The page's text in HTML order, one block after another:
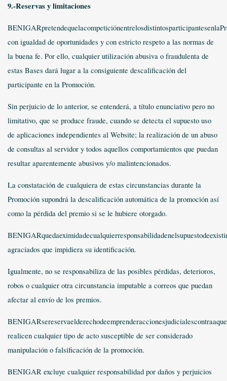
9.-Reservas y limitaciones
con igualdad de oportunidades y con estricto respeto a las normas de
la buena fe. Por ello, cualquier utilización abusiva o fraudulenta de
estas Bases dará lugar a la consiguiente descalificación del
participante en la Promoción.
Sin perjuicio de lo anterior, se entenderá, a título enunciativo pero no
limitativo, que se produce fraude, cuando se detecta el supuesto uso
de aplicaciones independientes al Website; la realización de un abuso
de consultas al servidor y todos aquellos comportamientos que puedan
resultar aparentemente abusivos y/o malintencionados.
La constatación de cualquiera de estas circunstancias durante la
Promoción supondrá la descalificación automática de la promoción así
como la pérdida del premio si se le hubiere otorgado.
agraciados que impidiera su identificación.
Igualmente, no se responsabiliza de las posibles pérdidas, deterioros,
robos o cualquier otra circunstancia imputable a correos que puedan
afectar al envío de los premios.
realicen cualquier tipo de acto susceptible de ser considerado
manipulación o falsificación de la promoción.
BENIGAR excluye cualquier responsabilidad por daños y perjuicios